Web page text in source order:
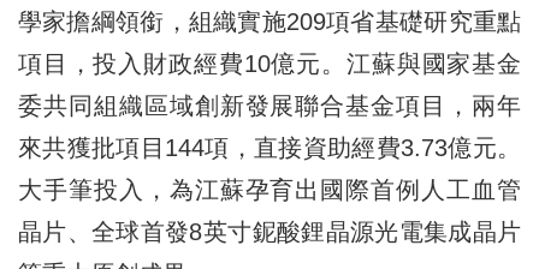
學家擔綱領銜，組織實施209項省基礎研究重點
項目，投入財政經費10億元。江蘇與國家基金
委共同組織區域創新發展聯合基金項目，兩年
來共獲批項目144項，直接資助經費3.73億元。
大手筆投入，為江蘇孕育出國際首例人工血管
晶片、全球首發8英寸鈮酸鋰晶源光電集成晶片